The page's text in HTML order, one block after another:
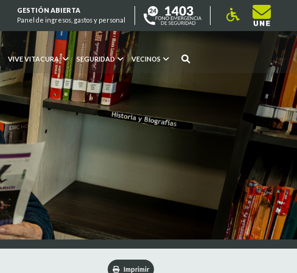
GESTIÓN ABIERTA
Panel de ingresos, gastos y personal
VIVE VITACURA SEGURIDAD VECINOS
Imprimir